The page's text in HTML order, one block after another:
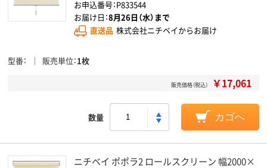
お申込番号：P833544
お届け日：8月26日（水）まで
直送品 株式会社ニチベイからお届け
型番 販売単位 1枚
販売価格（税込） ￥17,061
数量 カゴへ
ニチベイ ポポラ2 ロールスクリーン 幅2000×